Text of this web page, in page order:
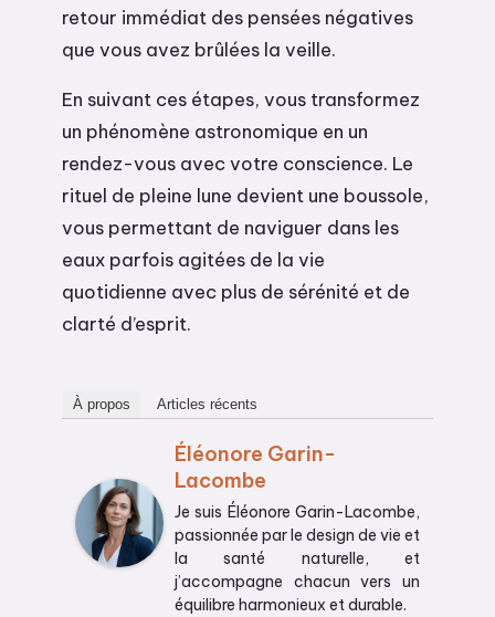
retour immédiat des pensées négatives
que vous avez brûlées la veille.
En suivant ces étapes, vous transformez
un phénomène astronomique en un
rendez-vous avec votre conscience. Le
rituel de pleine lune devient une boussole,
vous permettant de naviguer dans les
eaux parfois agitées de la vie
quotidienne avec plus de sérénité et de
clarté d’esprit.
À propos Articles récents
Éléonore Garin-
Lacombe
Je suis Éléonore Garin-Lacombe,
passionnée par le design de vie et
la santé naturelle, et
j’accompagne chacun vers un
équilibre harmonieux et durable.